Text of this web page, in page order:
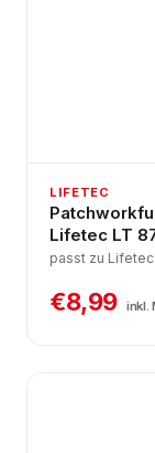
LIFETEC
Lifetec LT
passt zu
€8,99 inkl.